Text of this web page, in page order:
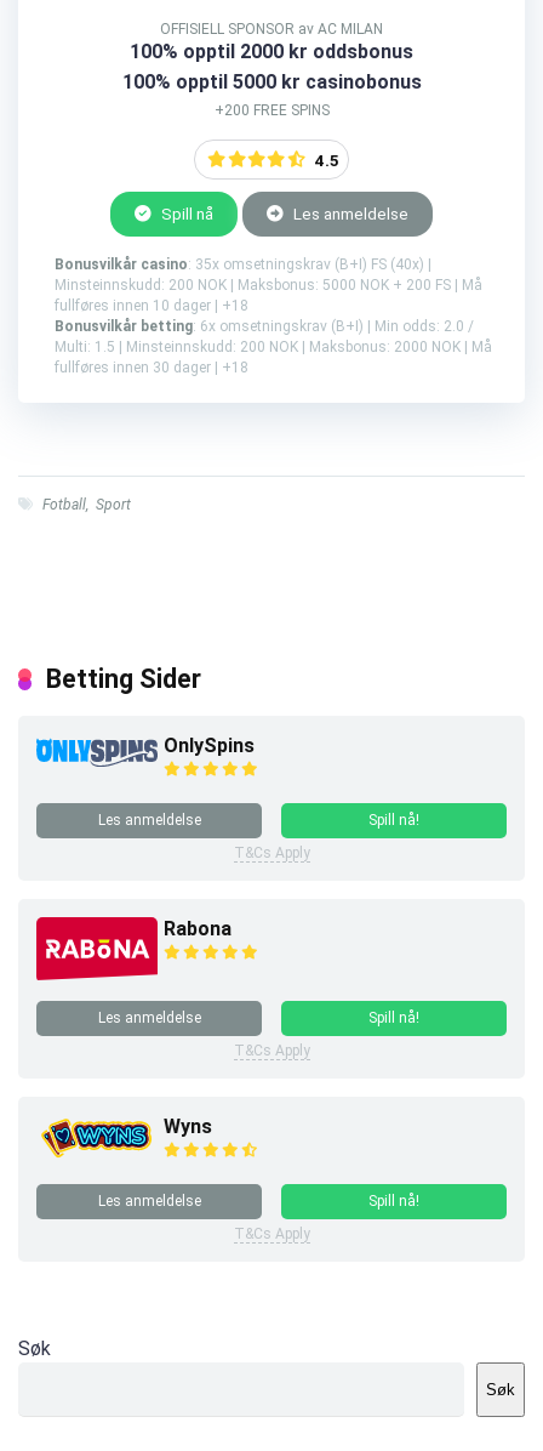
OFFISIELL SPONSOR av AC MILAN
100% opptil 2000 kr oddsbonus
100% opptil 5000 kr casinobonus
+200 FREE SPINS
4.5
Spill nå Les anmeldelse
Bonusvilkår casino: 35x omsetningskrav (B+I) FS (40x) |
Minsteinnskudd: 200 NOK | Maksbonus: 5000 NOK + 200 FS | Må
fullføres innen 10 dager | +18
Bonusvilkår betting: 6x omsetningskrav (B+I) | Min odds: 2.0 /
Multi: 1.5 | Minsteinnskudd: 200 NOK | Maksbonus: 2000 NOK | Må
fullføres innen 30 dager | +18
Fotball, Sport
Betting Sider
OnlySpins
Les anmeldelse
Spill nå!
T&Cs Apply
Rabona
Les anmeldelse
Spill nå!
T&Cs Apply
Wyns
Les anmeldelse
Spill nå!
T&Cs Apply
Søk
Søk